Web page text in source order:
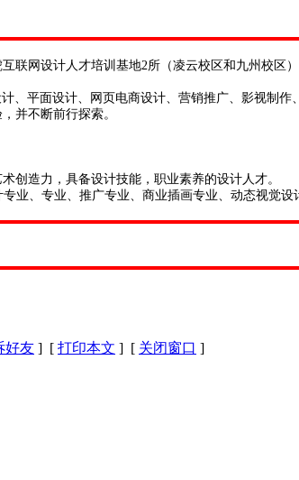
联网设计人才培训基地2所（凌云校区和九州校区
平面设计、网页电商设计、营销推广、影视制作
并不断前行探索。
创造力，具备设计技能，职业素养的设计人才。
业、专业、推广专业、商业插画专业、动态视觉设
好友 ] [ 打印本文 ] [ 关闭窗口 ]